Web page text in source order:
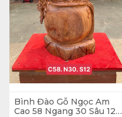
Bình Đào Gỗ Ngọc Am
Cao 58 Ngang 30 Sâu 12